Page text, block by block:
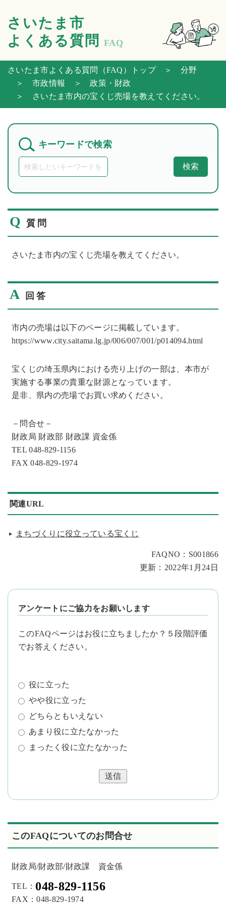
さいたま市
よくある質問
FAQ
さいたま市よくある質問（FAQ）トップ＞ 分野
＞ 市政情報
＞ 政策・財政
＞ さいたま市内の宝くじ売場を教えてください。
キーワードで検索
検索
Q 質問
さいたま市内の宝くじ売場を教えてください。
A 回答
市内の売場は以下のページに掲載しています。
https://www.city.saitama.lg.jp/006/007/001/p014094.html
宝くじの埼玉県内における売り上げの一部は、本市が
実施する事業の貴重な財源となっています。
是非、県内の売場でお買い求めください。
－問合せ－
財政局 財政部 財政課 資金係
TEL 048-829-1156
FAX 048-829-1974
関連URL
まちづくりに役立っている宝くじ
FAQNO：S001866
更新：2022年1月24日
アンケートにご協力をお願いします
このFAQページはお役に立ちましたか？５段階評価
でお答えください。
役に立った
やや役に立った
どちらともいえない
あまり役に立たなかった
まったく役に立たなかった
送信
このFAQについてのお問合せ
財政局/財政部/財政課 資金係
TEL： 048-829-1156
FAX：048-829-1974